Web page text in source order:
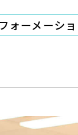
ォーメーシ